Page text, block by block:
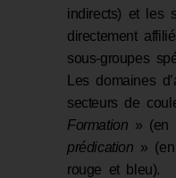
indirects) et les
directement
sous-groupes
Les domaines
secteurs de
Formation » (en
prédication »
rouge et bleu).